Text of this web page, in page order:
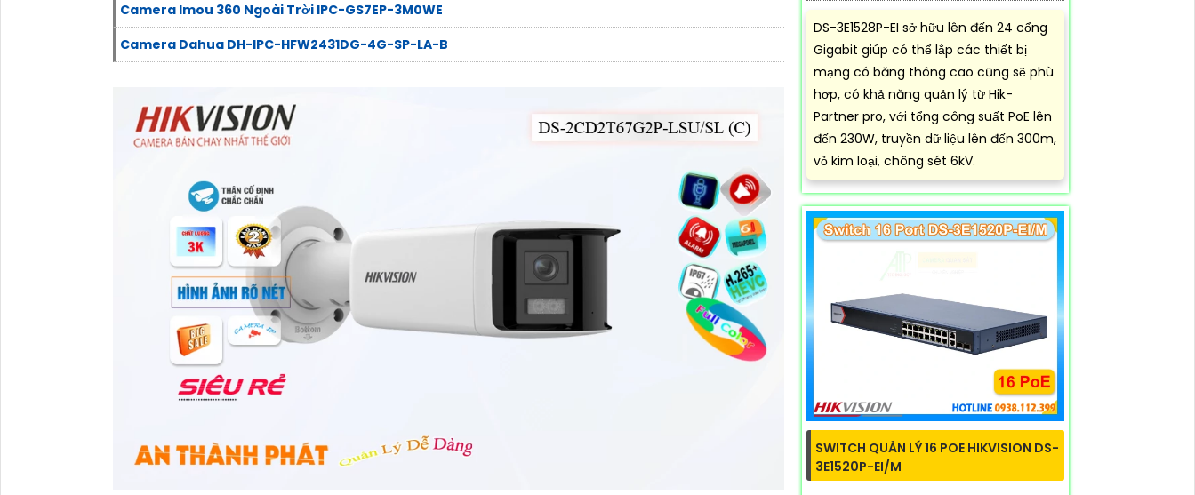
Camera Imou 360 Ngoài Trời IPC-GS7EP-3M0WE
Camera Dahua DH-IPC-HFW2431DG-4G-SP-LA-B
DS-3E1528P-EI sở hữu lên đến 24 cổng
Gigabit giúp có thể lắp các thiết bị
mạng có băng thông cao cũng sẽ phù
hợp, có khả năng quản lý từ Hik-
Partner pro, với tổng công suất PoE lên
đến 230W, truyền dữ liệu lên đến 300m,
vỏ kim loại, chông sét 6kV.
SWITCH QUẢN LÝ 16 POE HIKVISION DS-
3E1520P-EI/M